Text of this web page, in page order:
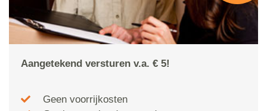
Aangetekend versturen v.a. € 5!
Geen voorrijkosten